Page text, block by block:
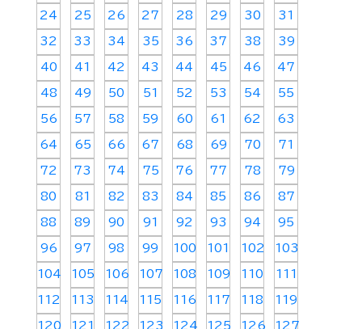
24 25 26 27 28 29 30 31
32 33 34 35 36 37 38 39
40 41 42 43 44 45 46 47
48 49 50 51 52 53 54 55
56 57 58 59 60 61 62 63
64 65 66 67 68 69 70 71
72 73 74 75 76 77 78 79
80 81 82 83 84 85 86 87
88 89 90 91 92 93 94 95
96 97 98 99 100 101 102 103
104 105 106 107 108 109 110 111
112 113 114 115 116 117 118 119
120 121 122 123 124 125 126 127